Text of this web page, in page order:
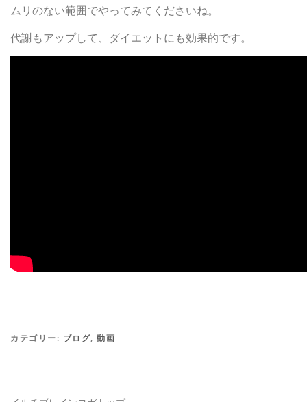
ムリのない範囲でやってみてくださいね。
代謝もアップして、ダイエットにも効果的です。
カテゴリー: ブログ, 動画